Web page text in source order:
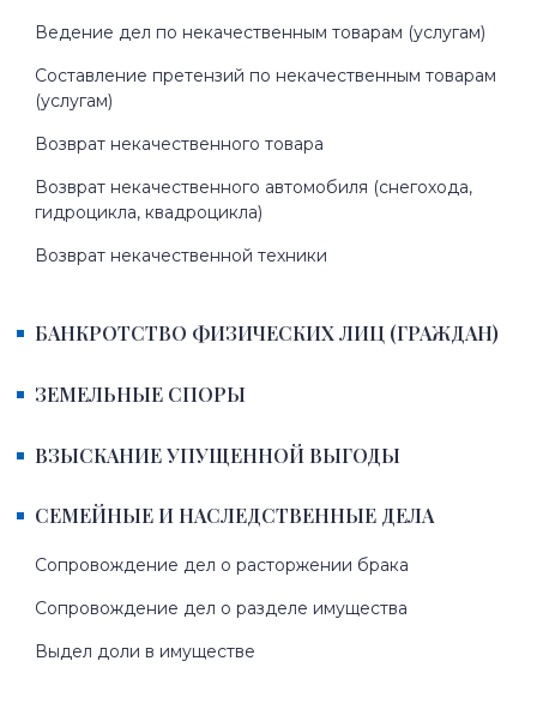
Ведение дел по некачественным товарам (услугам)
Составление претензий по некачественным товарам
(услугам)
Возврат некачественного товара
Возврат некачественного автомобиля (снегохода,
гидроцикла, квадроцикла)
Возврат некачественной техники
БАНКРОТСТВО ФИЗИЧЕСКИХ ЛИЦ (ГРАЖДАН)
ЗЕМЕЛЬНЫЕ СПОРЫ
ВЗЫСКАНИЕ УПУЩЕННОЙ ВЫГОДЫ
СЕМЕЙНЫЕ И НАСЛЕДСТВЕННЫЕ ДЕЛА
Сопровождение дел о расторжении брака
Сопровождение дел о разделе имущества
Выдел доли в имуществе